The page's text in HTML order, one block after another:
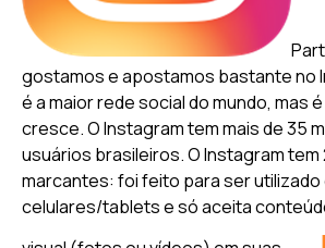
gostamos e apostamos bastante no
é a maior rede social do mundo, mas
cresce. O Instagram tem mais de 35
usuários brasileiros. O Instagram
marcantes: foi feito para ser utilizado
celulares/tablets e só aceita